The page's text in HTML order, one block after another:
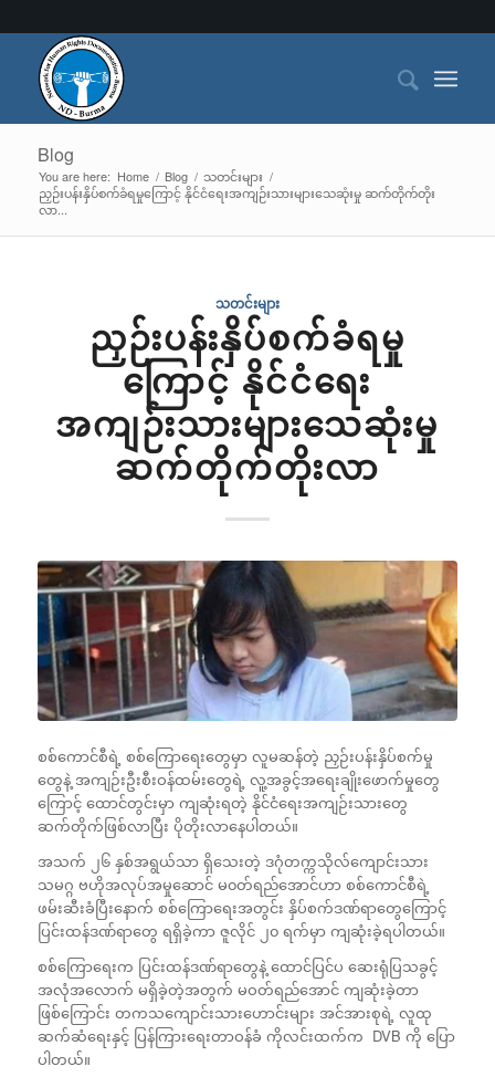
Blog
You are here: Home / Blog / သတင်းများ /
ညှဉ်းပန်းနှိပ်စက်ခံရမှုကြောင့် နိုင်ငံရေးအကျဉ်းသားများသေဆုံးမှု ဆက်တိုက်တိုး
လာ...
သတင်းများ
ညှဉ်းပန်းနှိပ်စက်ခံရမှု
ကြောင့် နိုင်ငံရေး
အကျဉ်းသားများသေဆုံးမှု
ဆက်တိုက်တိုးလာ
စစ်ကောင်စီရဲ့ စစ်ကြောရေးတွေမှာ လူမဆန်တဲ့ ညှဉ်းပန်းနှိပ်စက်မှု
တွေနဲ့ အကျဉ်းဦးစီးဝန်ထမ်းတွေရဲ့ လူ့အခွင့်အရေးချိုးဖောက်မှုတွေ
ကြောင့် ထောင်တွင်းမှာ ကျဆုံးရတဲ့ နိုင်ငံရေးအကျဉ်းသားတွေ
ဆက်တိုက်ဖြစ်လာပြီး ပိုတိုးလာနေပါတယ်။
အသက် ၂၆ နှစ်အရွယ်သာ ရှိသေးတဲ့ ဒဂုံတက္ကသိုလ်ကျောင်းသား
သမဂ္ဂ ဗဟိုအလုပ်အမှုဆောင် မ၀တ်ရည်အောင်ဟာ စစ်ကောင်စီရဲ့
ဖမ်းဆီးခံပြီးနောက် စစ်ကြောရေးအတွင်း နှိပ်စက်ဒဏ်ရာတွေကြောင့်
ပြင်းထန်ဒဏ်ရာတွေ ရရှိခဲ့ကာ ဇူလိုင် ၂၀ ရက်မှာ ကျဆုံးခဲ့ရပါတယ်။
စစ်ကြောရေးက ပြင်းထန်ဒဏ်ရာတွေနဲ့ ထောင်ပြင်ပ ဆေးရုံပြသခွင့်
အလုံအလောက် မရှိခဲ့တဲ့အတွက် မဝတ်ရည်အောင် ကျဆုံးခဲ့တာ
ဖြစ်ကြောင်း တကသကျောင်းသားဟောင်းများ အင်အားစုရဲ့ လူထု
ဆက်ဆံရေးနှင့် ပြန်ကြားရေးတာဝန်ခံ ကိုလင်းထက်က DVB ကို ပြော
ပါတယ်။